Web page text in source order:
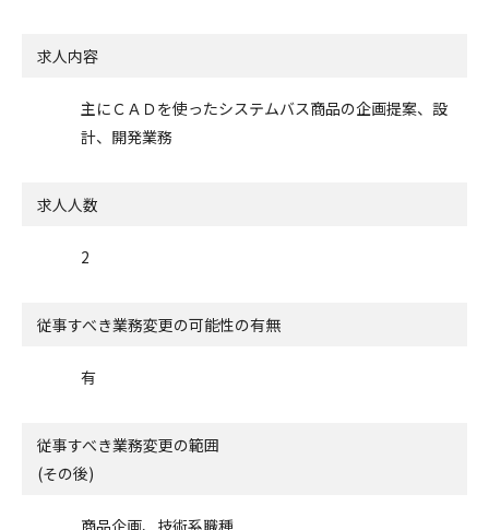
求人内容
主にＣＡＤを使ったシステムバス商品の企画提案、設
計、開発業務
求人人数
2
従事すべき業務変更の可能性の有無
有
従事すべき業務変更の範囲
(その後)
商品企画、技術系職種